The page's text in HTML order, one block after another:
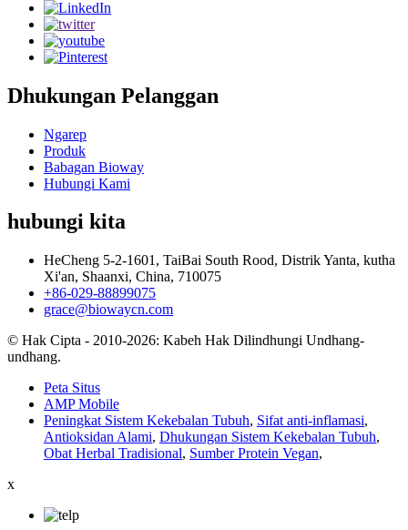
Dhukungan Pelanggan
Ngarep
Produk
Babagan Bioway
Hubungi Kami
hubungi kita
HeCheng 5-2-1601, TaiBai South Rood, Distrik Yanta, kutha
Xi'an, Shaanxi, China, 710075
+86-029-88899075
grace@biowaycn.com
© Hak Cipta - 2010-2026: Kabeh Hak Dilindhungi Undhang-
undhang.
Peta Situs
AMP Mobile
Peningkat Sistem Kekebalan Tubuh, Sifat anti-inflamasi,
Antioksidan Alami, Dhukungan Sistem Kekebalan Tubuh,
Obat Herbal Tradisional, Sumber Protein Vegan,
x